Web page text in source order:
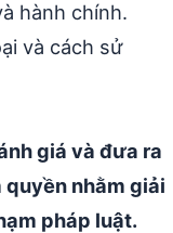
hành chính.
và cách sử
giá và đưa ra
nhằm giải
pháp luật.